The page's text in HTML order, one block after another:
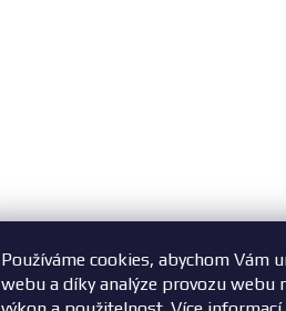
Používáme cookies, abychom Vám
webu a díky analýze provozu webu